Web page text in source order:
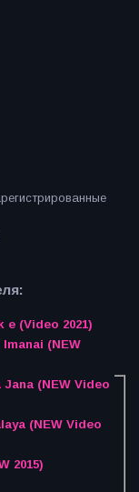
(Video 2021)
(NEW
(NEW Video
(NEW Video
Ara Hovhannisyan - Janaparh (NEW 2015)